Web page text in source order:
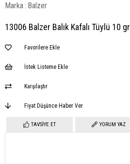
Marka: Balzer
13006 Balzer Balık Kafalı Tüylü 10 gr
Favorilere Ekle
İstek Listeme Ekle
Karşılaştır
Fiyat Düşünce Haber Ver
TAVSIYE ET YORUM YAZ